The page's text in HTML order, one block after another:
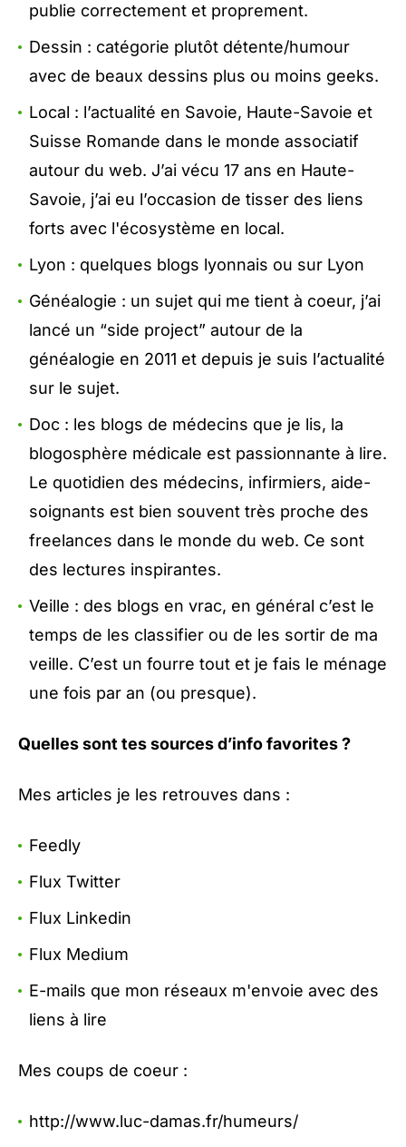
publie correctement et proprement.
Dessin : catégorie plutôt détente/humour
avec de beaux dessins plus ou moins geeks.
Local : l’actualité en Savoie, Haute-Savoie et
Suisse Romande dans le monde associatif
autour du web. J’ai vécu 17 ans en Haute-
Savoie, j’ai eu l’occasion de tisser des liens
forts avec l'écosystème en local.
Lyon : quelques blogs lyonnais ou sur Lyon
Généalogie : un sujet qui me tient à coeur, j’ai
lancé un “side project” autour de la
généalogie en 2011 et depuis je suis l’actualité
sur le sujet.
Doc : les blogs de médecins que je lis, la
blogosphère médicale est passionnante à lire.
Le quotidien des médecins, infirmiers, aide-
soignants est bien souvent très proche des
freelances dans le monde du web. Ce sont
des lectures inspirantes.
Veille : des blogs en vrac, en général c’est le
temps de les classifier ou de les sortir de ma
veille. C’est un fourre tout et je fais le ménage
une fois par an (ou presque).
Quelles sont tes sources d’info favorites ?
Mes articles je les retrouves dans :
Feedly
Flux Twitter
Flux Linkedin
Flux Medium
E-mails que mon réseaux m'envoie avec des
liens à lire
Mes coups de coeur :
http://www.luc-damas.fr/humeurs/